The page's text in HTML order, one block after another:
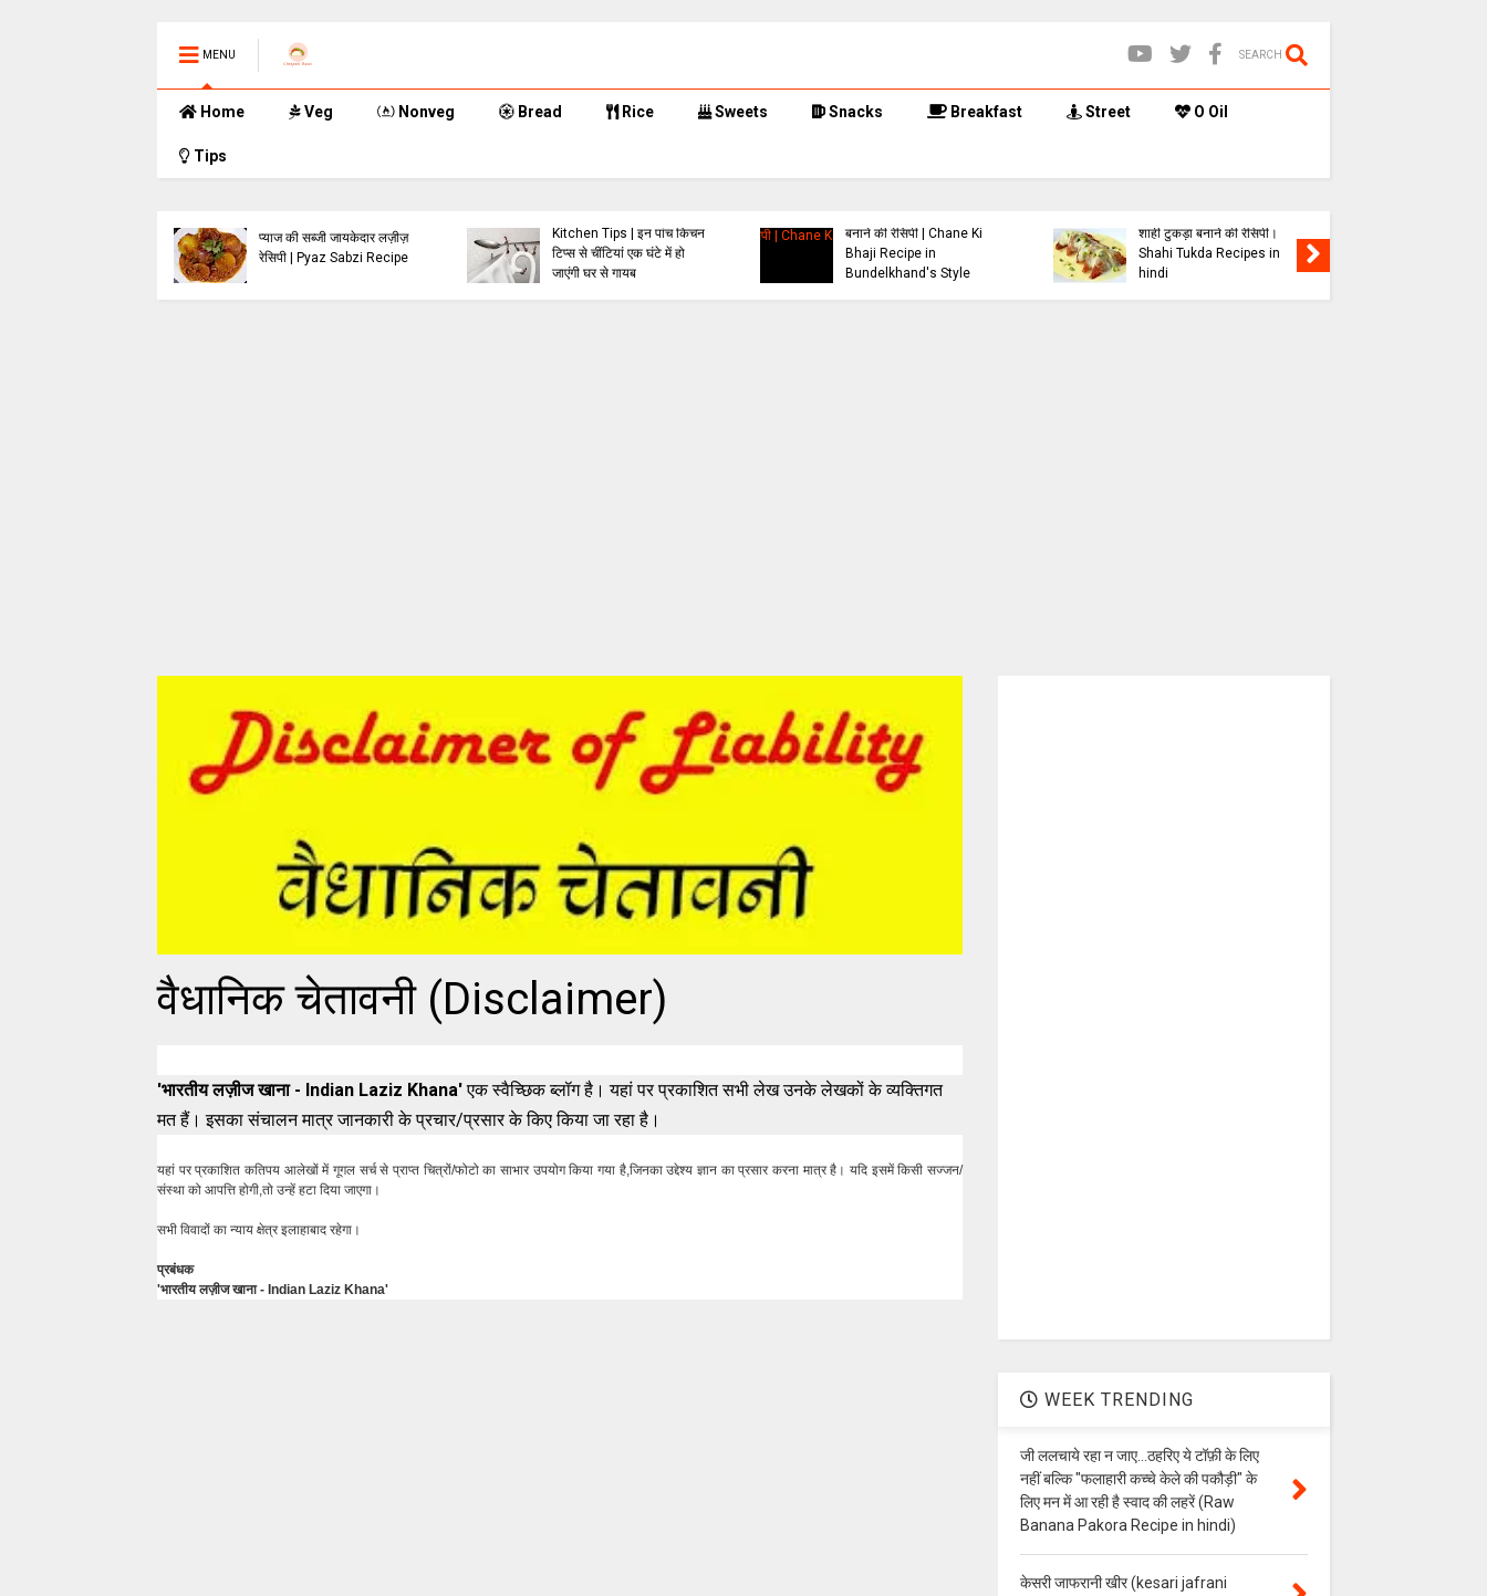
MENU SEARCH
Home Veg Nonveg Bread Rice Sweets Snacks Breakfast Street O Oil
Tips
प्याज की सब्जी जायकेदार लज़ीज़
रेसिपी | Pyaz Sabzi Recipe
Kitchen Tips | इन पांच किचन
टिप्स से चींटियां एक घंटे में हो
जाएंगी घर से गायब
बनाने की रेसिपी | Chane Ki
Bhaji Recipe in
Bundelkhand's Style
शाही टुकड़ा बनाने की रेसिपी।
Shahi Tukda Recipes in
hindi
वैधानिक चेतावनी (Disclaimer)
'भारतीय लज़ीज खाना - Indian Laziz Khana' एक स्वैच्छिक ब्लॉग है। यहां पर प्रकाशित सभी लेख उनके लेखकों के व्यक्तिगत
मत हैं। इसका संचालन मात्र जानकारी के प्रचार/प्रसार के किए किया जा रहा है।
यहां पर प्रकाश‍ित कतिपय आलेखों में गूगल सर्च से प्राप्त चित्रों/फोटो का साभार उपयोग किया गया है,जिनका उद्देश्य ज्ञान का प्रसार करना मात्र है। यदि इसमें किसी सज्जन/
संस्था को आपत्ति होगी,तो उन्हें हटा दिया जाएगा।
सभी विवादों का न्याय क्षेत्र इलाहाबाद रहेगा।
प्रबंधक
'भारतीय लज़ीज खाना - Indian Laziz Khana'
WEEK TRENDING
जी ललचाये रहा न जाए...ठहरिए ये टॉफ़ी के लिए
नहीं बल्कि "फलाहारी कच्चे केले की पकौड़ी" के
लिए मन में आ रही है स्वाद की लहरें (Raw
Banana Pakora Recipe in hindi)
केसरी जाफरानी खीर (kesari jafrani